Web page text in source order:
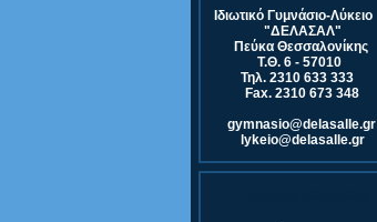
Ιδιωτικό Γυμνάσιο-Λύκειο
"ΔΕΛΑΣΑΛ"
Πεύκα Θεσσαλονίκης
Τ.Θ. 6 - 57010
Τηλ. 2310 633 333
Fax. 2310 673 348
gymnasio@delasalle.gr
lykeio@delasalle.gr